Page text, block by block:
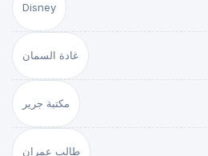
Disney
غادة السمان
مكتبة جرير
طالب عمران